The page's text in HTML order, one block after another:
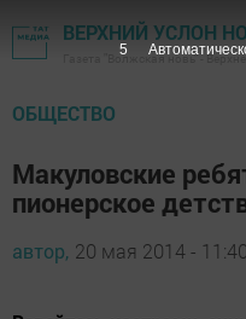
ВЕРХНИЙ УСЛОН
Газета "Волжская новь" -
ОБЩЕСТВО
Макуловские
пионерское
автор, 20 мая 2014 - 11:40
4